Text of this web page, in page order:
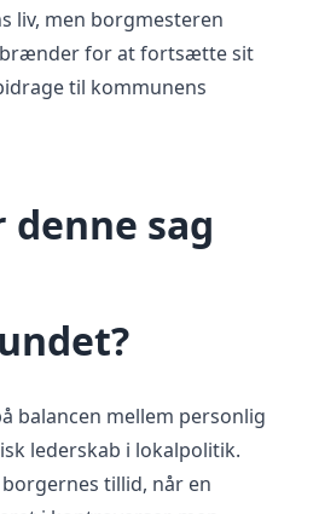
liv, men borgmesteren
brænder for at fortsætte sit
til kommunens
sag
balancen mellem personlig
lederskab i lokalpolitik.
tillid, når en